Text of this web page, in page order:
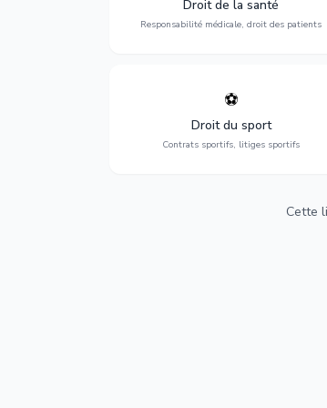
Droit de la santé
Responsabilité médicale, droit des patients
et indemnisation.
⚽
Droit du sport
Contrats sportifs, litiges sportifs
Expertise en droit sportif : contrats de
sportifs, transferts, sponsoring et
contentieux.
Cette